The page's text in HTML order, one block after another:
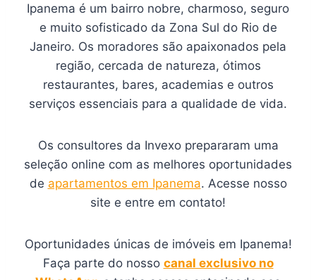
Ipanema é um bairro nobre, charmoso, seguro
e muito sofisticado da Zona Sul do Rio de
Janeiro. Os moradores são apaixonados pela
região, cercada de natureza, ótimos
restaurantes, bares, academias e outros
serviços essenciais para a qualidade de vida.
Os consultores da Invexo prepararam uma
seleção online com as melhores oportunidades
de apartamentos em Ipanema. Acesse nosso
site e entre em contato!
Oportunidades únicas de imóveis em Ipanema!
Faça parte do nosso canal exclusivo no